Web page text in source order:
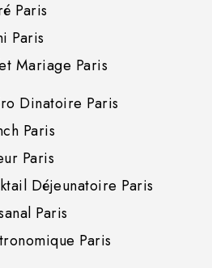
Paris
Paris
Mariage Paris
Dinatoire Paris
Paris
Paris
Déjeunatoire Paris
Paris
Paris